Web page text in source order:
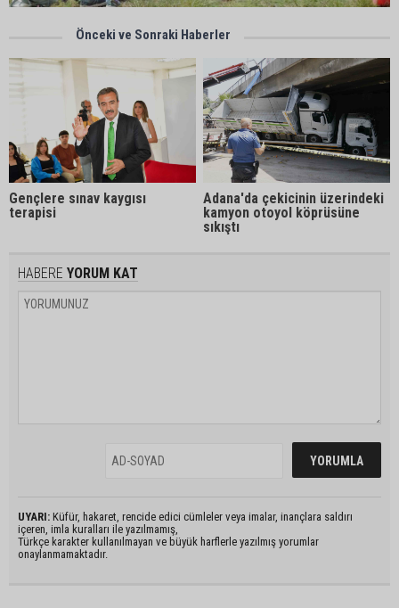
Önceki ve Sonraki Haberler
Gençlere sınav kaygısı
terapisi
Adana'da çekicinin üzerindeki
kamyon otoyol köprüsüne
sıkıştı
HABERE YORUM KAT
UYARI: Küfür, hakaret, rencide edici cümleler veya imalar, inançlara saldırı
içeren, imla kuralları ile yazılmamış,
Türkçe karakter kullanılmayan ve büyük harflerle yazılmış yorumlar
onaylanmamaktadır.